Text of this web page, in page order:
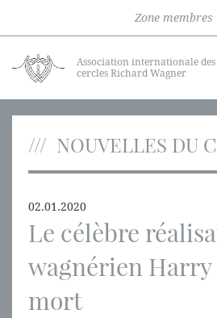
Zone membres
Association internationale des
cercles Richard Wagner
NOUVELLES DU
02.01.2020
Le célèbre
wagnérien Harry
mort